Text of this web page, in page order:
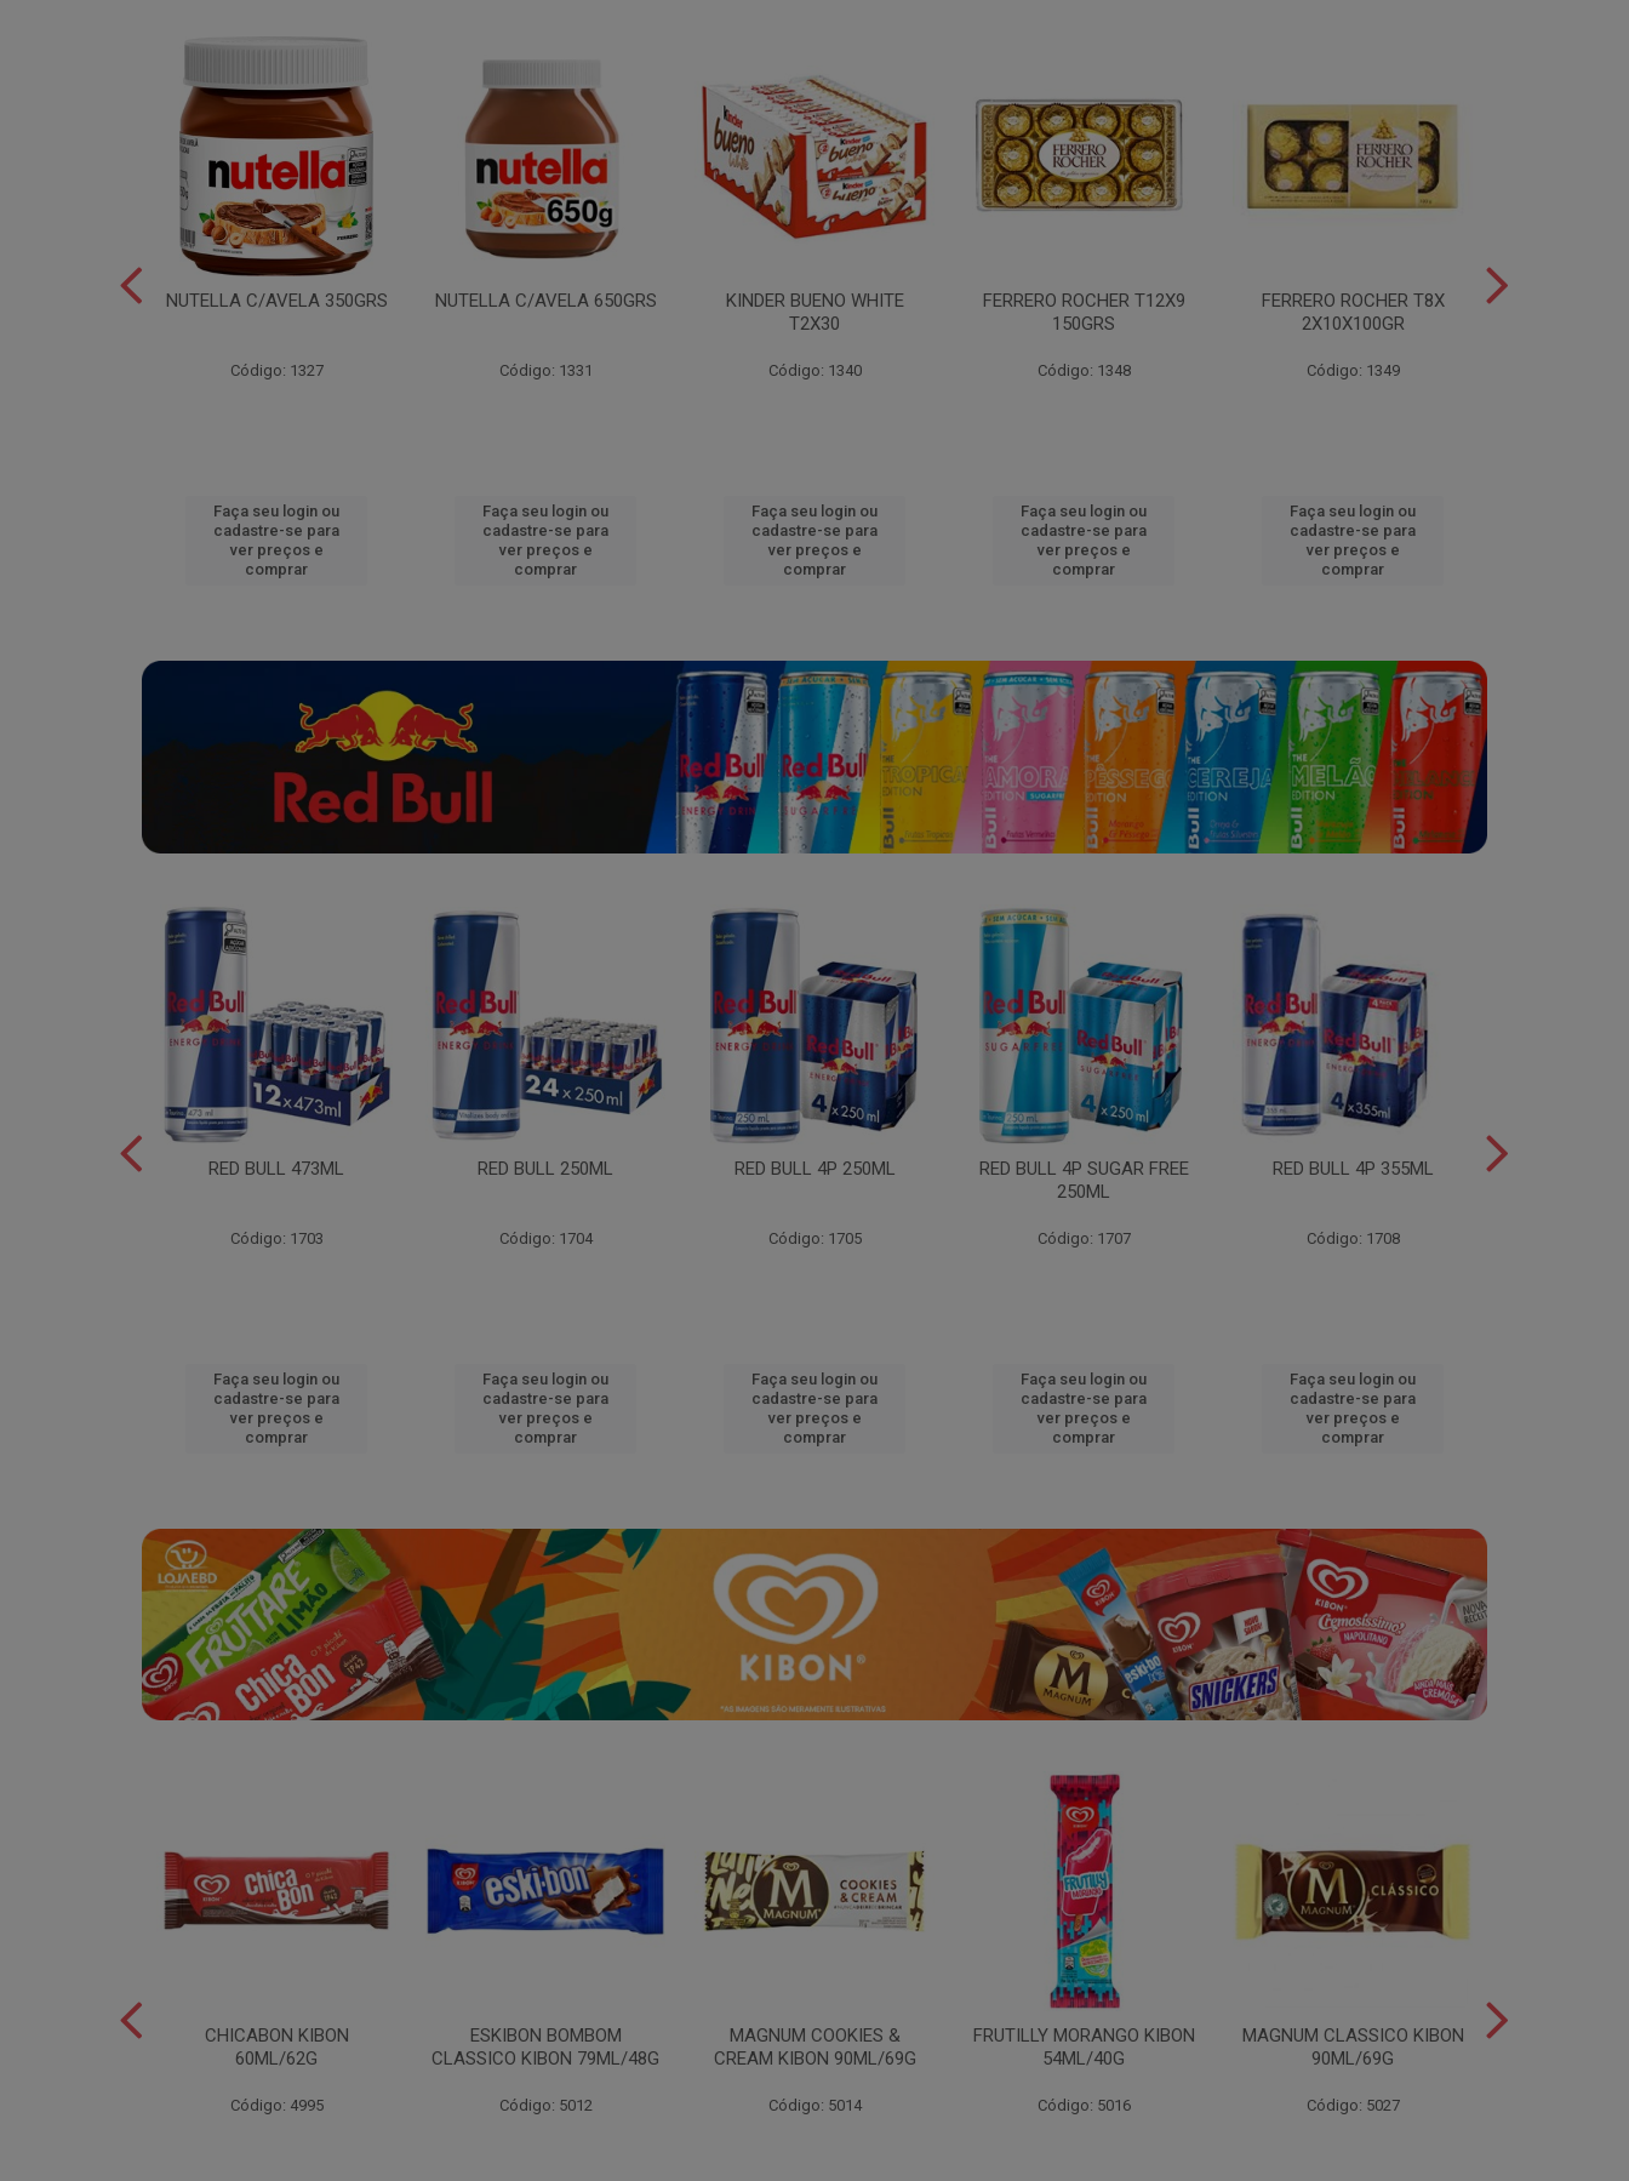
NUTELLA C/AVELA 350GRS
Código: 1327
Faça seu login ou
cadastre-se para
ver preços e
comprar
NUTELLA C/AVELA 650GRS
Código: 1331
Faça seu login ou
cadastre-se para
ver preços e
comprar
KINDER BUENO WHITE
T2X30
Código: 1340
Faça seu login ou
cadastre-se para
ver preços e
comprar
FERRERO ROCHER T12X9
150GRS
Código: 1348
Faça seu login ou
cadastre-se para
ver preços e
comprar
FERRERO ROCHER T8X
2X10X100GR
Código: 1349
Faça seu login ou
cadastre-se para
ver preços e
comprar
RED BULL 473ML
Código: 1703
Faça seu login ou
cadastre-se para
ver preços e
comprar
RED BULL 250ML
Código: 1704
Faça seu login ou
cadastre-se para
ver preços e
comprar
RED BULL 4P 250ML
Código: 1705
Faça seu login ou
cadastre-se para
ver preços e
comprar
RED BULL 4P SUGAR FREE
250ML
Código: 1707
Faça seu login ou
cadastre-se para
ver preços e
comprar
RED BULL 4P 355ML
Código: 1708
Faça seu login ou
cadastre-se para
ver preços e
comprar
CHICABON KIBON
60ML/62G
Código: 4995
ESKIBON BOMBOM
CLASSICO KIBON 79ML/48G
Código: 5012
MAGNUM COOKIES &
CREAM KIBON 90ML/69G
Código: 5014
FRUTILLY MORANGO KIBON
54ML/40G
Código: 5016
MAGNUM CLASSICO KIBON
90ML/69G
Código: 5027